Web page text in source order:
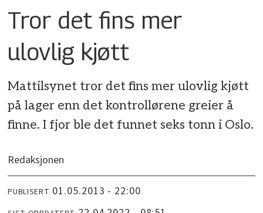
Tror det fins mer
ulovlig kjøtt
Mattilsynet tror det fins mer ulovlig kjøtt
på lager enn det kontrollørene greier å
finne. I fjor ble det funnet seks tonn i Oslo.
Redaksjonen
PUBLISERT 01.05.2013 - 22:00